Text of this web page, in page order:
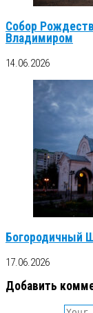
Собор
Владимиром
14.06.2026
Богородичный
17.06.2026
Добавить